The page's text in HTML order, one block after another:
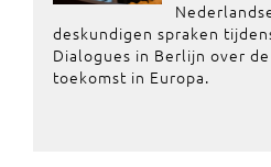
deskundigen spraken
Dialogues in Berlijn over
toekomst in Europa.